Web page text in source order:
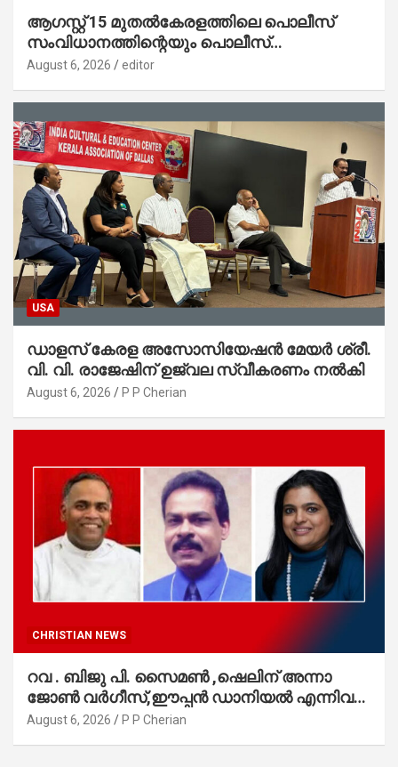
ആഗസ്റ്റ് 15 മുതല്‍കേരളത്തിലെ പൊലീസ്
സംവിധാനത്തിന്റെയും പൊലീസ്
സ്റ്റേഷനുകളുടെയും മുഖഛായ മാറുകയാണ് :
August 6, 2026 editor
USA
ഡാളസ് കേരള അസോസിയേഷൻ മേയർ ശ്രീ.
വി. വി. രാജേഷിന് ഉജ്വല സ്വീകരണം നൽകി
August 6, 2026 P P Cherian
CHRISTIAN NEWS
റവ . ബിജു പി. സൈമൺ ,ഷെലിന് അന്നാ
ജോൺ വർഗീസ്,ഈപ്പൻ ഡാനിയൽ എന്നിവർ
മാർത്തോമാ സഭാ കൗൺസിലിലേക്കു
August 6, 2026 P P Cherian